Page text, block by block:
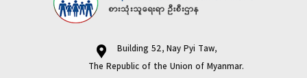
Building 52, Nay Pyi Taw,
The Republic of the Union of Myanmar.